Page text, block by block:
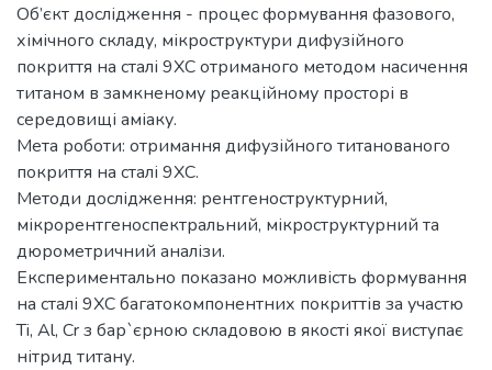
Об’єкт дослідження - процес формування фазового,
хімічного складу, мікроструктури дифузійного
покриття на сталі 9ХС отриманого методом насичення
титаном в замкненому реакційному просторі в
середовищі аміаку.
Мета роботи: отримання дифузійного титанованого
покриття на сталі 9ХС.
Методи дослідження: рентгеноструктурний,
мікрорентгеноспектральний, мікроструктурний та
дюрометричний аналізи.
Експериментально показано можливість формування
на сталі 9ХС багатокомпонентних покриттів за участю
Ti, Al, Cr з бар`єрною складовою в якості якої виступає
нітрид титану.